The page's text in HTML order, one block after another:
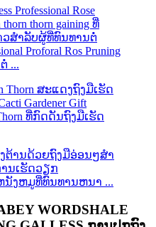
Proforal Ros Pruning
...
ທີ່ກົດດັນຖົງມືເຮັດ
ງຫມູທີ່ທົນທານຫນາ ...
WORDSHALE